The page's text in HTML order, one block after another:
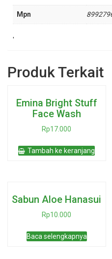
Mpn
'
Produk Terkait
Emina Bright Stuff
Face Wash
Rp17.000
Tambah ke keranjang
Sabun Aloe Hanasui
Rp10.000
Baca selengkapnya